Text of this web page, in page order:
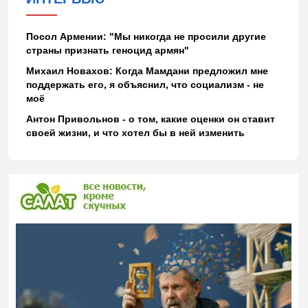
Посол Армении: "Мы никогда не просили другие
страны признать геноцид армян"
Михаил Новахов: Когда Мамдани предложил мне
поддержать его, я объяснил, что социализм - не
моё
Антон Привольнов - о том, какие оценки он ставит
своей жизни, и что хотел бы в ней изменить